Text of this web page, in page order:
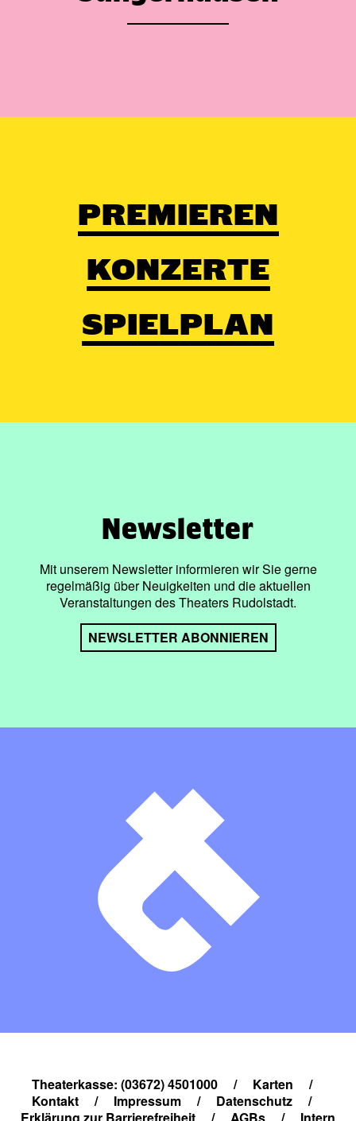
PREMIEREN
KONZERTE
SPIELPLAN
Newsletter
Mit unserem Newsletter informieren wir Sie gerne
regelmäßig über Neuigkeiten und die aktuellen
Veranstaltungen des Theaters Rudolstadt.
NEWSLETTER ABONNIEREN
Theaterkasse: (03672) 4501000 / Karten
/
Kontakt
/ Impressum / Datenschutz
/